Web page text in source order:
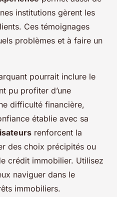
institutions gèrent les
Ces témoignages
problèmes et à faire un
pourrait inclure le
pu profiter d’une
difficulté financière,
établie avec sa
renforcent la
des choix précipités ou
crédit immobilier. Utilisez
naviguer dans le
immobiliers.